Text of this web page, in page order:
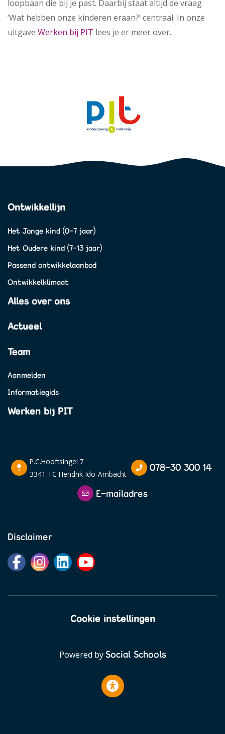
loopbaan die bij je past. Daarbij staat altijd de vraag
‘Wat hebben onze kinderen eraan?’ centraal. In onze
uitgave Werken bij PIT lees je er meer over.
Ontwikkellijn
Het Jonge kind (0-7 jaar)
Het Oudere kind (7-13 jaar)
Passend ontwikkelaanbod
Ontwikkelklimaat
Alles over ons
Actueel
Team
Aanmelden
Informatiegids
Werken bij PIT
P.C.Hooftsingel 7
3341 TC Hendrik-Ido-Ambacht
078-30 300 14
E-mailadres
Disclaimer
Cookie instellingen
Powered bySocial Schools